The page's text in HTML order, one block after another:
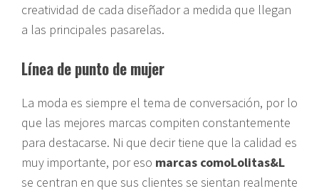
creatividad de cada diseñador a medida que llegan
a las principales pasarelas.
Línea de punto de mujer
La moda es siempre el tema de conversación, por lo
que las mejores marcas compiten constantemente
para destacarse. Ni que decir tiene que la calidad es
muy importante, por eso marcas comoLolitas&L
se centran en que sus clientes se sientan realmente